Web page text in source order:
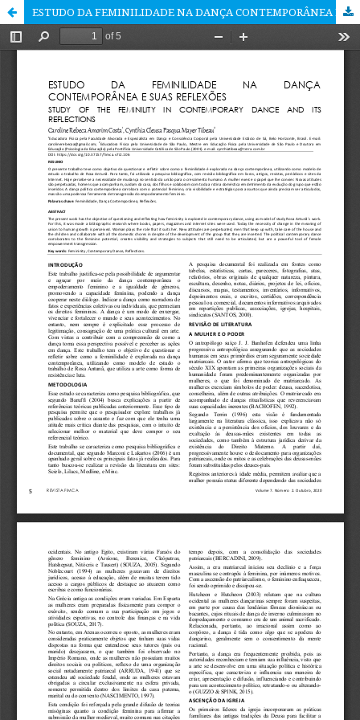
ESTUDO DA FEMINILIDADE NA DANÇA CONTEMPORÂNEA E SUAS REFLEXÕES